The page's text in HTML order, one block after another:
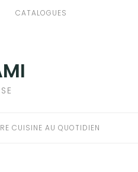
CATALOGUES
CUISINE AU QUOTIDIEN